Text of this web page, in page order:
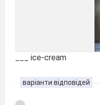
___ ice-cream
варіанти відповідей